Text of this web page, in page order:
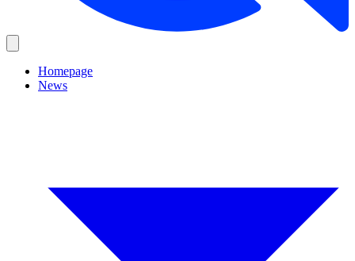
Homepage
News